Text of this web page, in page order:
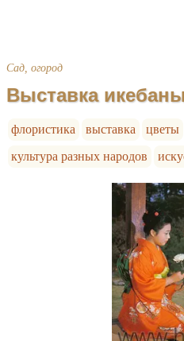
Сад, огород
Выставка
флористика выставка цветы
культура разных народов